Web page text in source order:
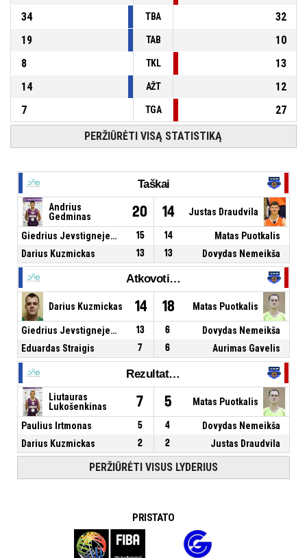
34
TBA
32
19
TAB
10
8
TKL
13
14
AŽT
12
7
TGA 27
PERŽIŪRĖTI VISĄ STATISTIKĄ
Taškai
Andrius
Gedminas
20 14 Justas Draudvila
Giedrius Jevstignejevas 15 14
Matas Puotkalis
Darius Kuzmickas
13 13 Dovydas Nemeikša
Atkovoti kamuoliai
Darius Kuzmickas 14 18 Matas Puotkalis
Giedrius Jevstignejevas 13 6
Dovydas Nemeikša
Eduardas Straigis
7 6 Aurimas Gavelis
Rezultatyvūs perdavimai
Liutauras
Lukošenkinas
7 5 Matas Puotkalis
Paulius Irtmonas 5 4
Dovydas Nemeikša
Darius Kuzmickas
2 2 Justas Draudvila
PERŽIŪRĖTI VISUS LYDERIUS
PRISTATO